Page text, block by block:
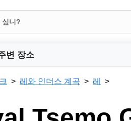
변 장소
레와 인더스 계곡 레